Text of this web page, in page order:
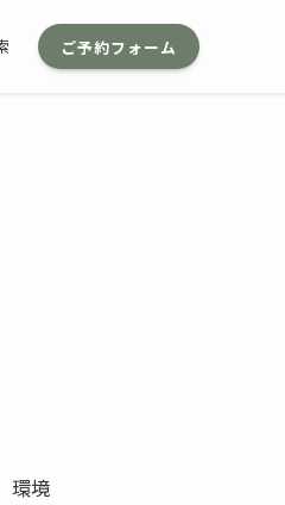
ご予約フォーム
環境